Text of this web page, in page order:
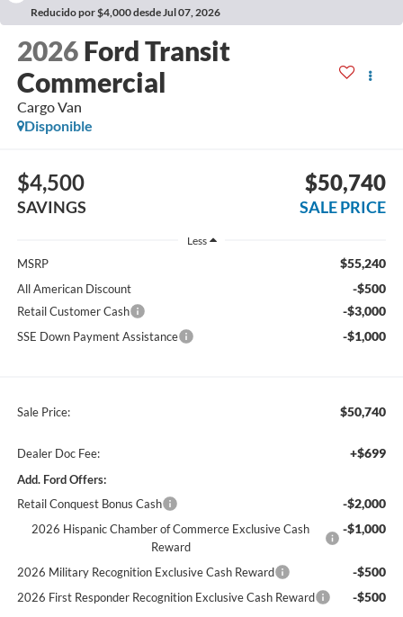
Reducido por $4,000 desde Jul 07, 2026
2026 Ford Transit
Commercial
Cargo Van
Disponible
$4,500
SAVINGS
$50,740
SALE PRICE
Less
MSRP $55,240
All American Discount -$500
Retail Customer Cash -$3,000
SSE Down Payment Assistance -$1,000
Sale Price: $50,740
Dealer Doc Fee: +$699
Add. Ford Offers:
Retail Conquest Bonus Cash
-$2,000
2026 Hispanic Chamber of Commerce Exclusive Cash
Reward
-$1,000
2026 Military Recognition Exclusive Cash Reward -$500
2026 First Responder Recognition Exclusive Cash Reward -$500